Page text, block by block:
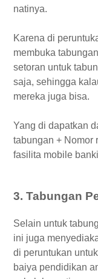
natinya.
Karena di
membuka
setoran untuk
saja, sehingga
mereka juga bisa.
Yang di dapatkan
tabungan + Nomor
fasilita mobile
3. Tabungan
Selain untuk
ini juga
di peruntukan
baiya pendidikan